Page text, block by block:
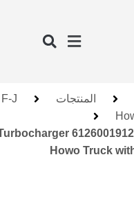
المنتجات
F-J توربوشارجر
Howo Truck